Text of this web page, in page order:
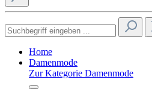
Home
Damenmode
Zur Kategorie Damenmode